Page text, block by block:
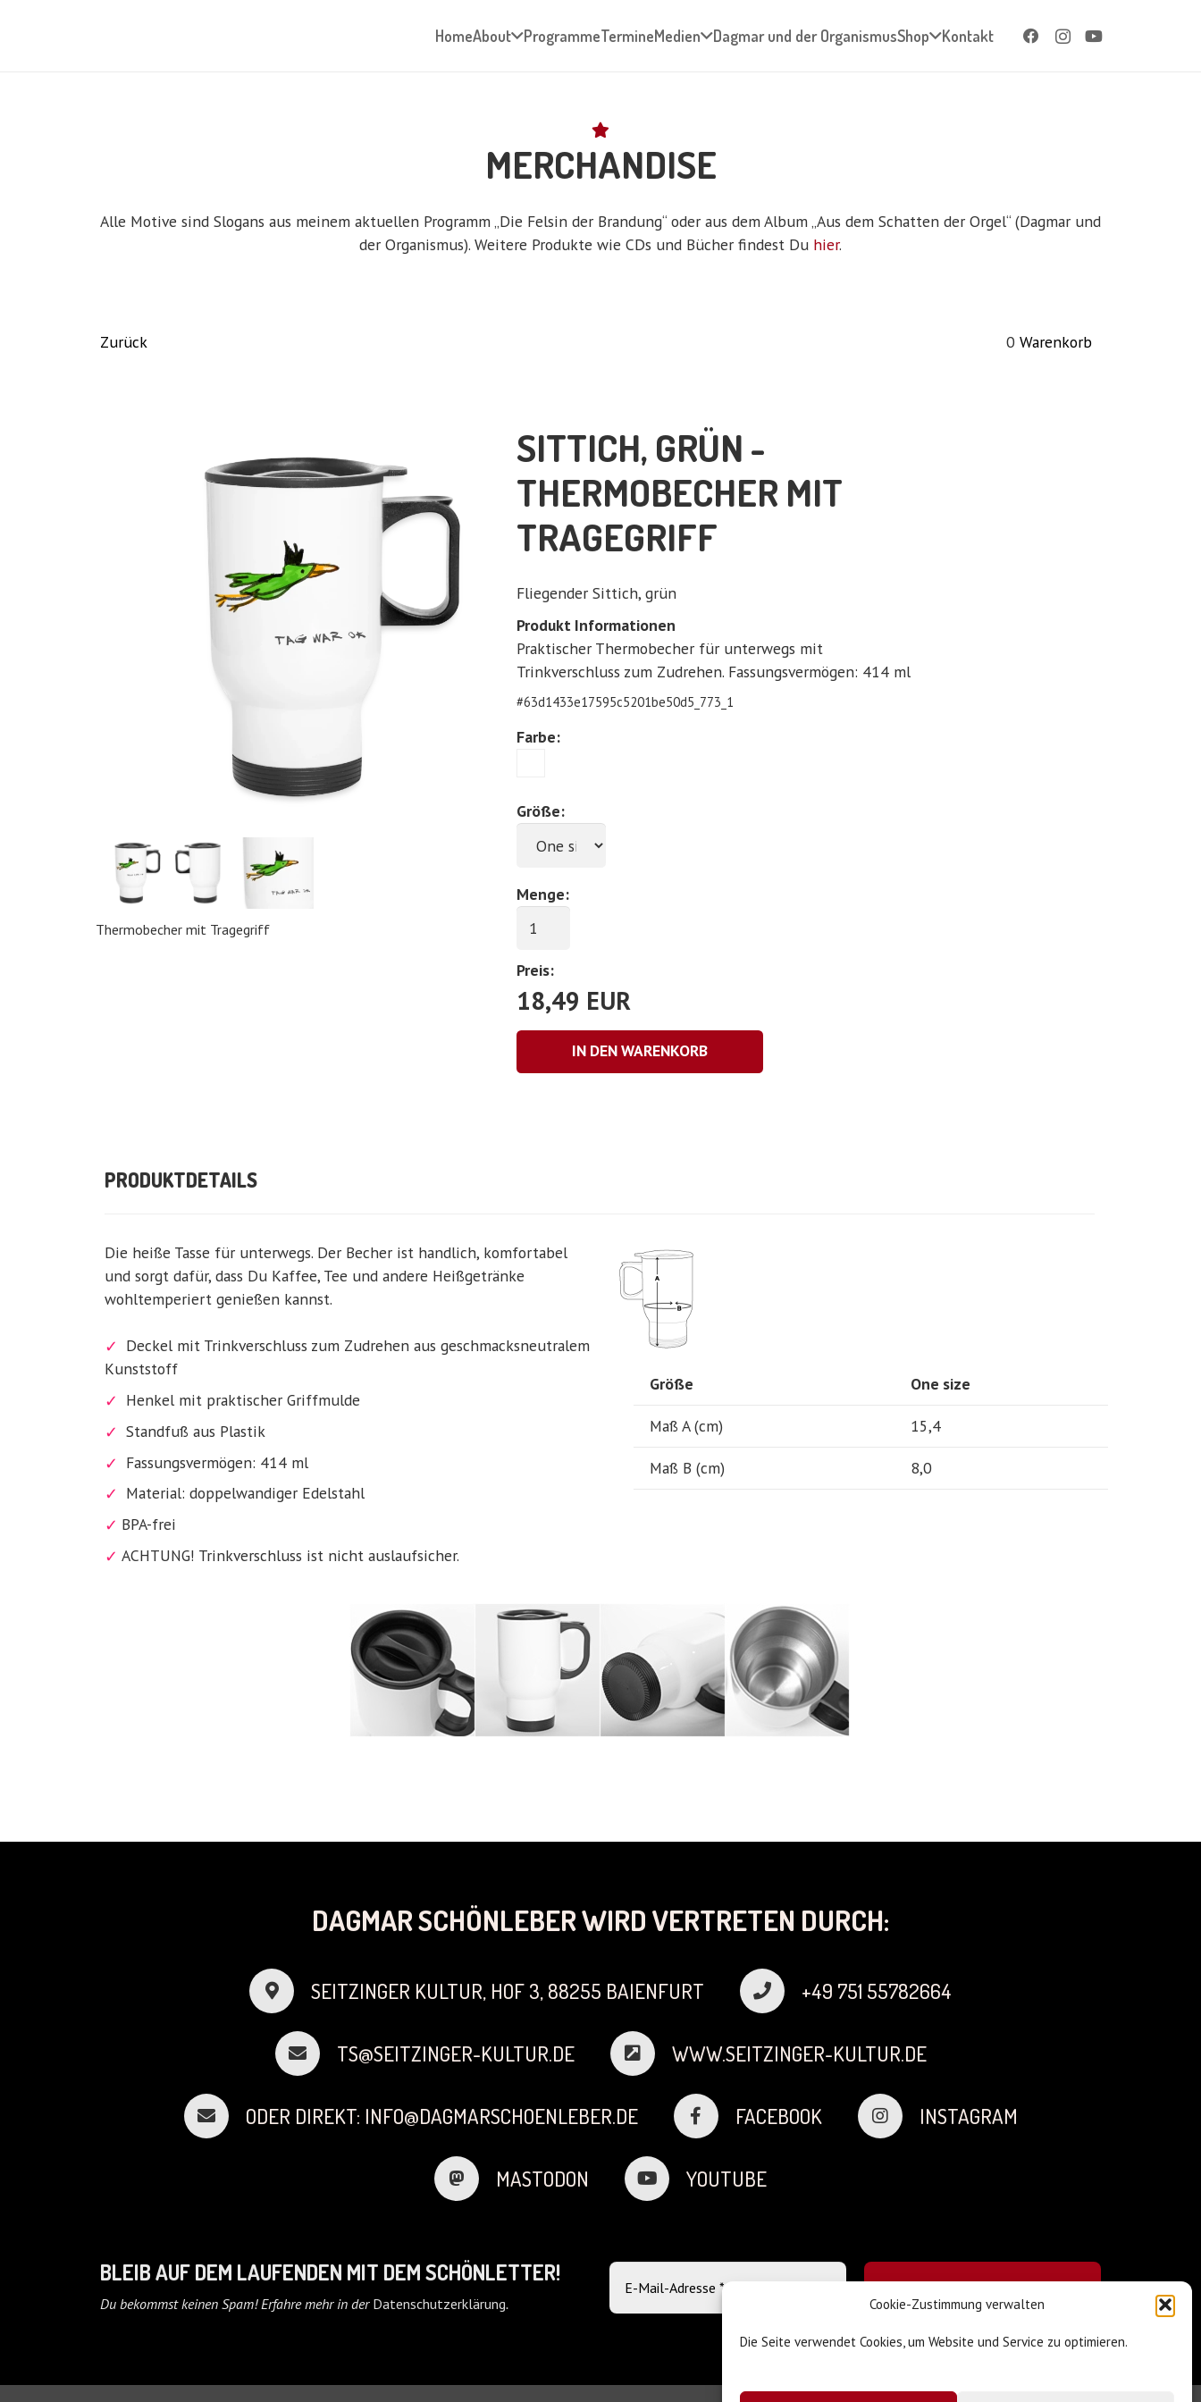
Cookie-Zustimmung verwalten
Die Seite verwendet Cookies, um Website und Service zu optimieren.
HomeAbout ProgrammeTermineMedien Dagmar und der OrganismusShop Kontakt
MERCHANDISE
Alle Motive sind Slogans aus meinem aktuellen Programm „Die Felsin der Brandung“ oder aus dem Album „Aus dem Schatten der Orgel“ (Dagmar und
der Organismus). Weitere Produkte wie CDs und Bücher findest Du hier.
Zurück 0 Warenkorb
Thermobecher mit Tragegriff
SITTICH, GRÜN
THERMOBECHER MIT
TRAGEGRIFF
Fliegender Sittich, grün
Produkt Informationen
Praktischer Thermobecher für unterwegs mit
Trinkverschluss zum Zudrehen. Fassungsvermögen: 414 ml
#63d1433e17595c5201be50d5_773_1
Farbe:
Größe:
Menge:
Preis:
18,49 EUR
PRODUKTDETAILS
Die heiße Tasse für unterwegs. Der Becher ist handlich, komfortabel
und sorgt dafür, dass Du Kaffee, Tee und andere Heißgetränke
wohltemperiert genießen kannst.
Deckel mit Trinkverschluss zum Zudrehen aus geschmacksneutralem
Kunststoff
Henkel mit praktischer Griffmulde
Standfuß aus Plastik
Fassungsvermögen: 414 ml
Material: doppelwandiger Edelstahl
BPA-frei
ACHTUNG! Trinkverschluss ist nicht auslaufsicher.
Größe One size
Maß A (cm) 15,4
Maß B (cm) 8,0
DAGMAR SCHÖNLEBER WIRD VERTRETEN DURCH:
SEITZINGER KULTUR, HOF 3, 88255 BAIENFURT +49 751 55782664
TS@SEITZINGER-KULTUR.DE WWW.SEITZINGER-KULTUR.DE
ODER DIREKT: INFO@DAGMARSCHOENLEBER.DE FACEBOOK INSTAGRAM
MASTODON YOUTUBE
BLEIB AUF DEM LAUFENDEN MIT DEM SCHÖNLETTER!
Du bekommst keinen Spam! Erfahre mehr in der Datenschutzerklärung.